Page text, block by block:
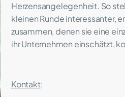
Herzensangelegenheit. So
kleinen Runde interessanter,
zusammen, denen sie eine
ihr Unternehmen einschätzt,
Kontakt: